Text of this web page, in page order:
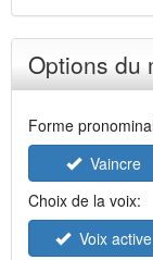
Options du
Forme
Vaincre
Choix de la voix:
Voix active